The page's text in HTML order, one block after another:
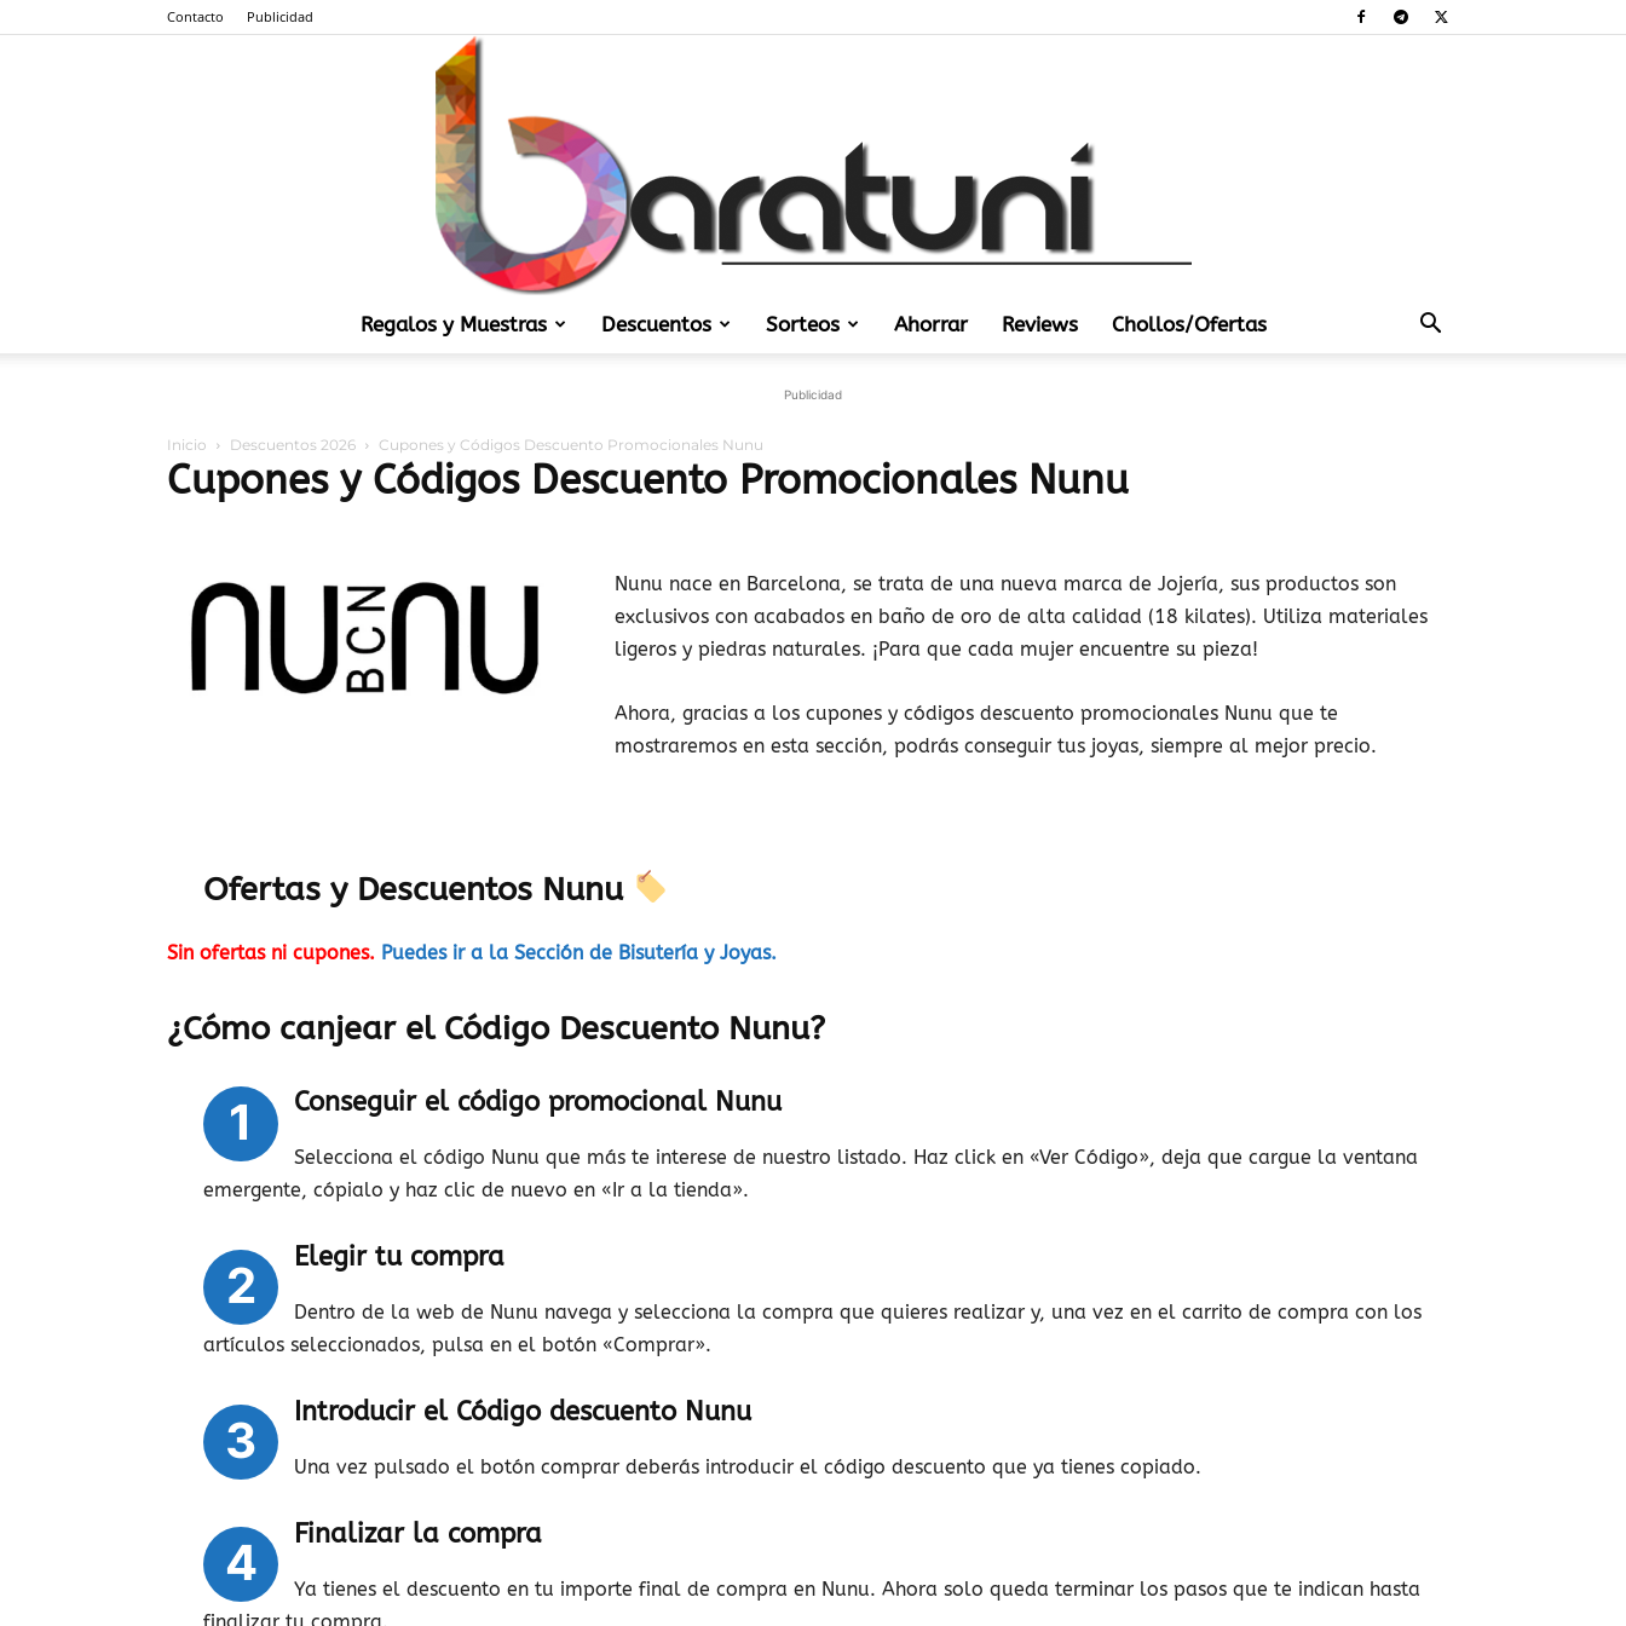
Contacto Publicidad
productos
a
domicilio
Regalos y Muestras Descuentos Sorteos Ahorrar Reviews Chollos/Ofertas
Publicidad
Inicio Descuentos 2026 Cupones y Códigos Descuento Promocionales Nunu
Cupones y Códigos Descuento Promocionales Nunu
Nunu nace en Barcelona, se trata de una nueva marca de Jojería, sus productos son
exclusivos con acabados en baño de oro de alta calidad (18 kilates). Utiliza materiales
ligeros y piedras naturales. ¡Para que cada mujer encuentre su pieza!
Ahora, gracias a los cupones y códigos descuento promocionales Nunu que te
mostraremos en esta sección, podrás conseguir tus joyas, siempre al mejor precio.
Ofertas y Descuentos Nunu
Sin ofertas ni cupones. Puedes ir a la Sección de Bisutería y Joyas.
¿Cómo canjear el Código Descuento Nunu?
1 Conseguir el código promocional Nunu
Selecciona el código Nunu que más te interese de nuestro listado. Haz click en «Ver Código», deja que cargue la ventana
emergente, cópialo y haz clic de nuevo en «Ir a la tienda».
2 Elegir tu compra
Dentro de la web de Nunu navega y selecciona la compra que quieres realizar y, una vez en el carrito de compra con los
artículos seleccionados, pulsa en el botón «Comprar».
3 Introducir el Código descuento Nunu
Una vez pulsado el botón comprar deberás introducir el código descuento que ya tienes copiado.
4 Finalizar la compra
Ya tienes el descuento en tu importe final de compra en Nunu. Ahora solo queda terminar los pasos que te indican hasta